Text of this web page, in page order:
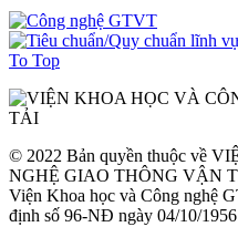
To Top
© 2022 Bản quyền thuộc về
NGHỆ GIAO THÔNG VẬN
Viện Khoa học và Công nghệ
định số 96-NĐ ngày 04/10/